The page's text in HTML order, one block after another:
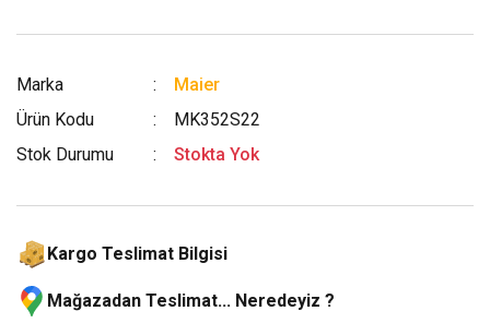
Marka
Maier
Ürün Kodu
MK352S22
Stok Durumu
Stokta Yok
Kargo Teslimat Bilgisi
Mağazadan Teslimat... Neredeyiz ?